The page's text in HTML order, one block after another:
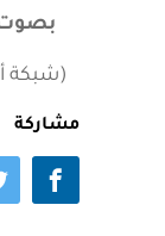
(شبكة
مشاركة